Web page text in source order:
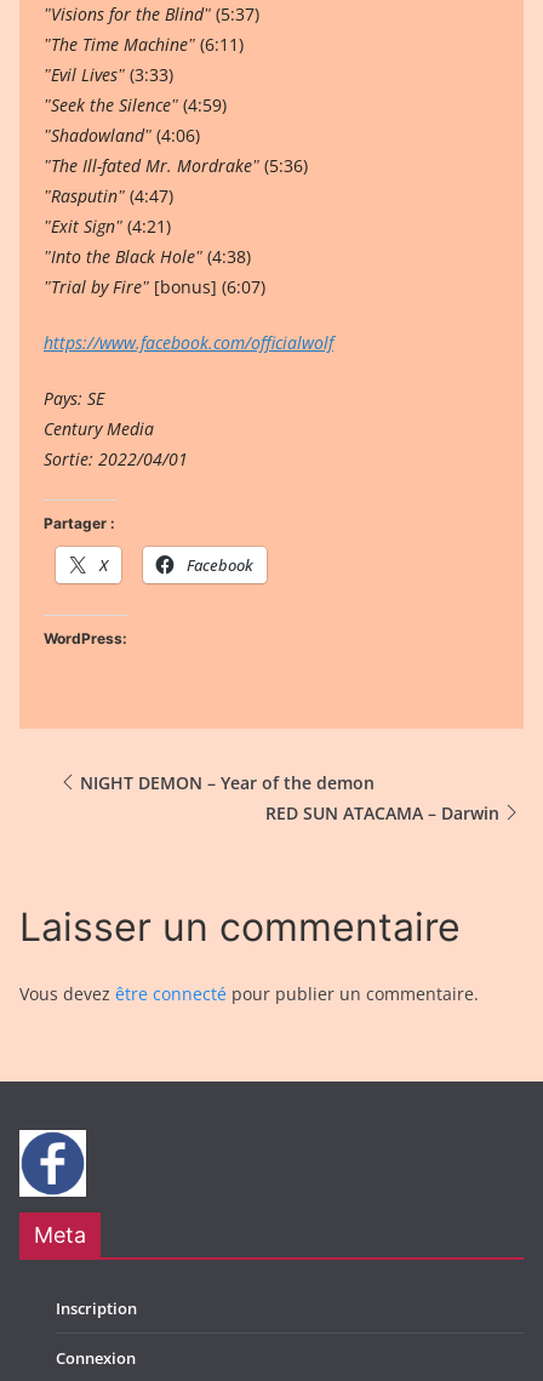
ʺVisions for the Blindʺ (5:37)
ʺThe Time Machineʺ (6:11)
ʺEvil Livesʺ (3:33)
ʺSeek the Silenceʺ (4:59)
ʺShadowlandʺ (4:06)
ʺThe Ill-fated Mr. Mordrakeʺ (5:36)
ʺRasputinʺ (4:47)
ʺExit Signʺ (4:21)
ʺInto the Black Holeʺ (4:38)
ʺTrial by Fireʺ [bonus] (6:07)
https://www.facebook.com/officialwolf
Pays: SE
Century Media
Sortie: 2022/04/01
Partager :
X Facebook
WordPress:
NIGHT DEMON – Year of the demon
RED SUN ATACAMA – Darwin
Laisser un commentaire
Vous devez être connecté pour publier un commentaire.
Meta
Inscription
Connexion